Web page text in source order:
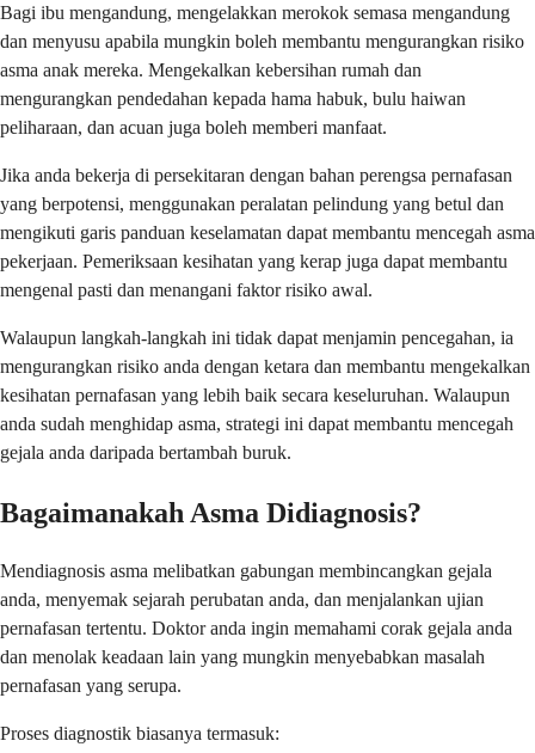
Bagi ibu mengandung, mengelakkan merokok semasa mengandung
dan menyusu apabila mungkin boleh membantu mengurangkan risiko
asma anak mereka. Mengekalkan kebersihan rumah dan
mengurangkan pendedahan kepada hama habuk, bulu haiwan
peliharaan, dan acuan juga boleh memberi manfaat.
Jika anda bekerja di persekitaran dengan bahan perengsa pernafasan
yang berpotensi, menggunakan peralatan pelindung yang betul dan
mengikuti garis panduan keselamatan dapat membantu mencegah asma
pekerjaan. Pemeriksaan kesihatan yang kerap juga dapat membantu
mengenal pasti dan menangani faktor risiko awal.
Walaupun langkah-langkah ini tidak dapat menjamin pencegahan, ia
mengurangkan risiko anda dengan ketara dan membantu mengekalkan
kesihatan pernafasan yang lebih baik secara keseluruhan. Walaupun
anda sudah menghidap asma, strategi ini dapat membantu mencegah
gejala anda daripada bertambah buruk.
Bagaimanakah Asma Didiagnosis?
Mendiagnosis asma melibatkan gabungan membincangkan gejala
anda, menyemak sejarah perubatan anda, dan menjalankan ujian
pernafasan tertentu. Doktor anda ingin memahami corak gejala anda
dan menolak keadaan lain yang mungkin menyebabkan masalah
pernafasan yang serupa.
Proses diagnostik biasanya termasuk: